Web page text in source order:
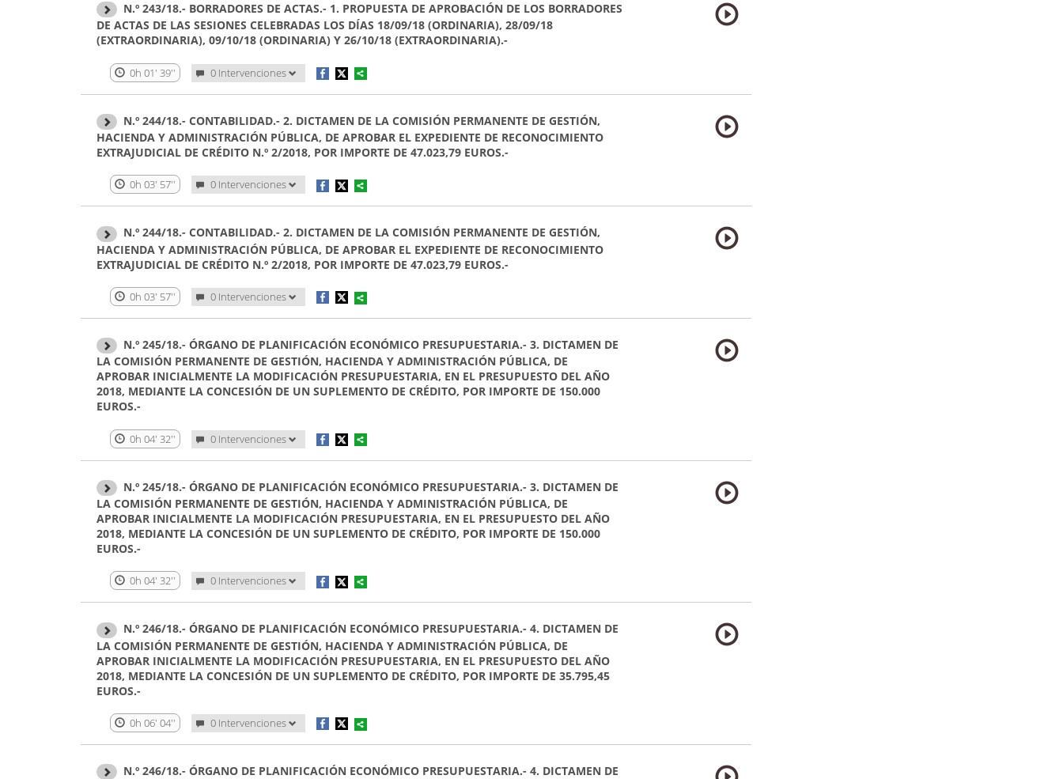
N.º 243/18.- BORRADORES DE ACTAS.- 1. PROPUESTA DE APROBACIÓN DE LOS BORRADORES
DE ACTAS DE LAS SESIONES CELEBRADAS LOS DÍAS 18/09/18 (ORDINARIA), 28/09/18
(EXTRAORDINARIA), 09/10/18 (ORDINARIA) Y 26/10/18 (EXTRAORDINARIA).-
0h 01' 39'' 0 Intervenciones
N.º 244/18.- CONTABILIDAD.- 2. DICTAMEN DE LA COMISIÓN PERMANENTE DE GESTIÓN,
HACIENDA Y ADMINISTRACIÓN PÚBLICA, DE APROBAR EL EXPEDIENTE DE RECONOCIMIENTO
EXTRAJUDICIAL DE CRÉDITO N.º 2/2018, POR IMPORTE DE 47.023,79 EUROS.-
0h 03' 57'' 0 Intervenciones
N.º 244/18.- CONTABILIDAD.- 2. DICTAMEN DE LA COMISIÓN PERMANENTE DE GESTIÓN,
HACIENDA Y ADMINISTRACIÓN PÚBLICA, DE APROBAR EL EXPEDIENTE DE RECONOCIMIENTO
EXTRAJUDICIAL DE CRÉDITO N.º 2/2018, POR IMPORTE DE 47.023,79 EUROS.-
0h 03' 57'' 0 Intervenciones
N.º 245/18.- ÓRGANO DE PLANIFICACIÓN ECONÓMICO PRESUPUESTARIA.- 3. DICTAMEN DE
LA COMISIÓN PERMANENTE DE GESTIÓN, HACIENDA Y ADMINISTRACIÓN PÚBLICA, DE
APROBAR INICIALMENTE LA MODIFICACIÓN PRESUPUESTARIA, EN EL PRESUPUESTO DEL AÑO
2018, MEDIANTE LA CONCESIÓN DE UN SUPLEMENTO DE CRÉDITO, POR IMPORTE DE 150.000
EUROS.-
0h 04' 32'' 0 Intervenciones
N.º 245/18.- ÓRGANO DE PLANIFICACIÓN ECONÓMICO PRESUPUESTARIA.- 3. DICTAMEN DE
LA COMISIÓN PERMANENTE DE GESTIÓN, HACIENDA Y ADMINISTRACIÓN PÚBLICA, DE
APROBAR INICIALMENTE LA MODIFICACIÓN PRESUPUESTARIA, EN EL PRESUPUESTO DEL AÑO
2018, MEDIANTE LA CONCESIÓN DE UN SUPLEMENTO DE CRÉDITO, POR IMPORTE DE 150.000
EUROS.-
0h 04' 32'' 0 Intervenciones
N.º 246/18.- ÓRGANO DE PLANIFICACIÓN ECONÓMICO PRESUPUESTARIA.- 4. DICTAMEN DE
LA COMISIÓN PERMANENTE DE GESTIÓN, HACIENDA Y ADMINISTRACIÓN PÚBLICA, DE
APROBAR INICIALMENTE LA MODIFICACIÓN PRESUPUESTARIA, EN EL PRESUPUESTO DEL AÑO
2018, MEDIANTE LA CONCESIÓN DE UN SUPLEMENTO DE CRÉDITO, POR IMPORTE DE 35.795,45
EUROS.-
0h 06' 04'' 0 Intervenciones
N.º 246/18.- ÓRGANO DE PLANIFICACIÓN ECONÓMICO PRESUPUESTARIA.- 4. DICTAMEN DE